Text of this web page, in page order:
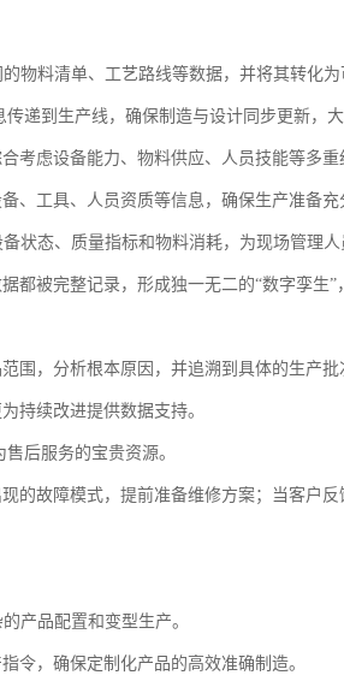
物料清单、工艺路线等数据，并将其转化
递到生产线，确保制造与设计同步更新，
考虑设备能力、物料供应、人员技能等多
、工具、人员资质等信息，确保生产准备充
状态、质量指标和物料消耗，为现场管理
都被完整记录，形成独一无二的“数字孪生
围，分析根本原因，并追溯到具体的生产
持续改进提供数据支持。
后服务的宝贵资源。
的故障模式，提前准备维修方案；当客户
产品配置和变型生产。
令，确保定制化产品的高效准确制造。